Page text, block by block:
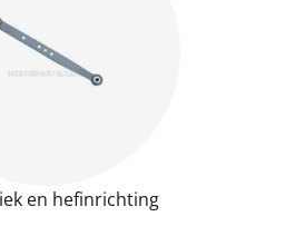
en hefinrichting